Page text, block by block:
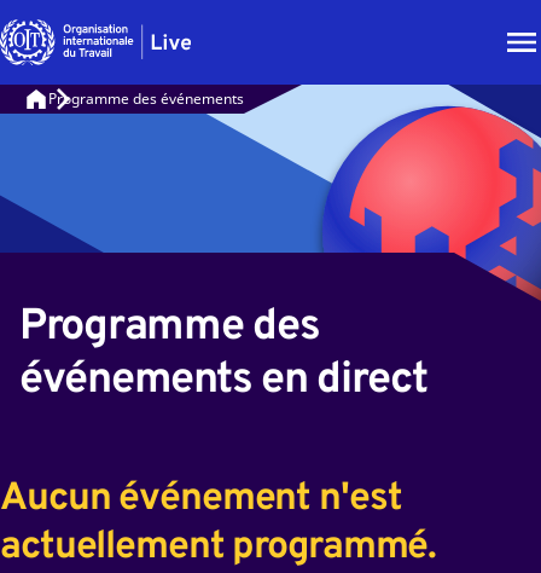
Programme des événements
Programme des
événements en direct
Aucun événement n'est
actuellement programmé.